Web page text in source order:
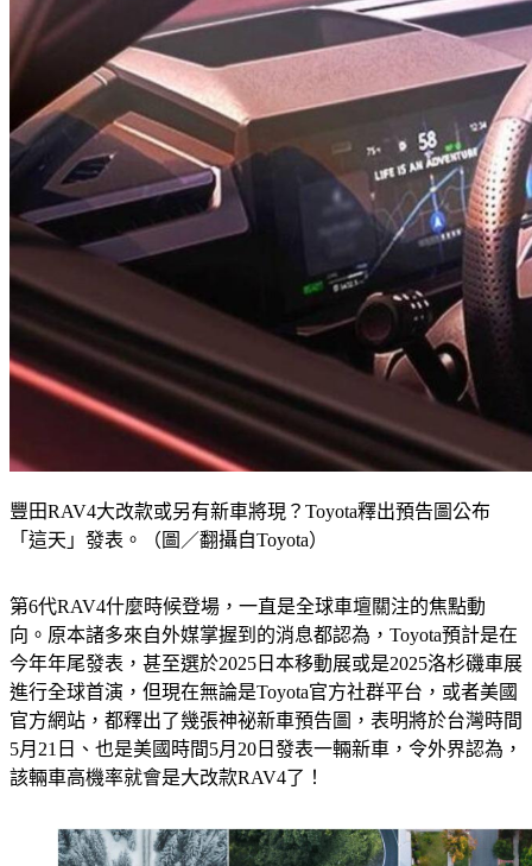
豐田RAV4大改款或另有新車將現？Toyota釋出預告圖公布
「這天」發表。（圖／翻攝自Toyota）
第6代RAV4什麼時候登場，一直是全球車壇關注的焦點動
向。原本諸多來自外媒掌握到的消息都認為，Toyota預計是在
今年年尾發表，甚至選於2025日本移動展或是2025洛杉磯車展
進行全球首演，但現在無論是Toyota官方社群平台，或者美國
官方網站，都釋出了幾張神祕新車預告圖，表明將於台灣時間
5月21日、也是美國時間5月20日發表一輛新車，令外界認為，
該輛車高機率就會是大改款RAV4了！